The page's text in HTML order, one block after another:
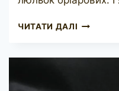
ЧИТАТИ ДАЛІ WDC